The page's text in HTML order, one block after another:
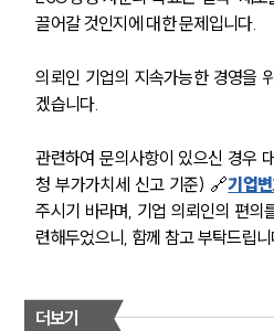
대륜의
오시는
글로벌 파트
고객의 소
통합검
AI대륜
끌어갈 것인지에 대한 문제입니다.
의뢰인 기업의 지속가능한 경영을
겠습니다.
관련하여 문의사항이 있으신 경우
청 부가가치세 신고 기준) 🔗기업
주시기 바라며, 기업 의뢰인의 편의
련해두었으니, 함께 참고 부탁드립니
더보기